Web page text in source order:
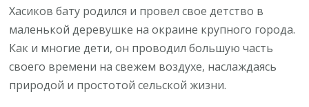
Хасиков бату родился и провел свое детство в
маленькой деревушке на окраине крупного города.
Как и многие дети, он проводил большую часть
своего времени на свежем воздухе, наслаждаясь
природой и простотой сельской жизни.